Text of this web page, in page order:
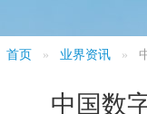
首页 业界资讯
中国数